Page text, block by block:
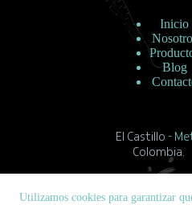
Utilizamos cookies para garantizar
Inicio
Blog
El Castillo -
Colombia.
Copyright ©